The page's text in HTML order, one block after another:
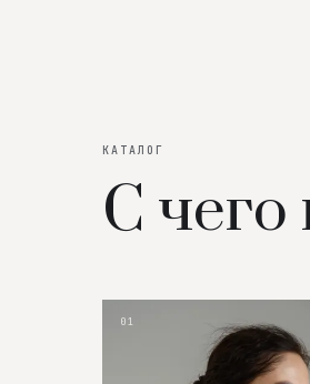
КАТАЛОГ
С чего
01